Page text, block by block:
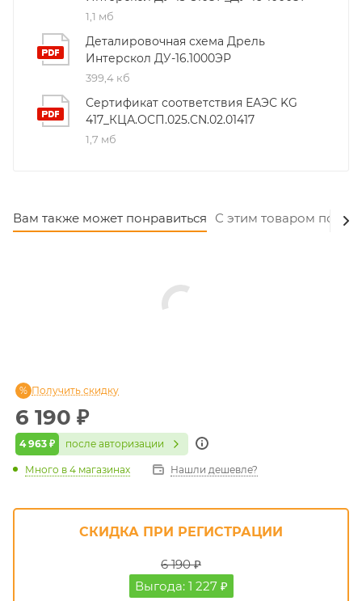
1,1 мб
Деталировочная схема Дрель
Интерскол ДУ-16.1000ЭР
399,4 кб
Сертификат соответствия ЕАЭС KG
417_КЦА.ОСП.025.CN.02.01417
1,7 мб
Вам также может понравиться С этим товаром
6 190 ₽
4 963 ₽ после авторизации
Получить скидку
Много в 4 магазинах Нашли дешевле?
СКИДКА ПРИ РЕГИСТРАЦИИ
6 190 ₽
Выгода: 1 227 ₽